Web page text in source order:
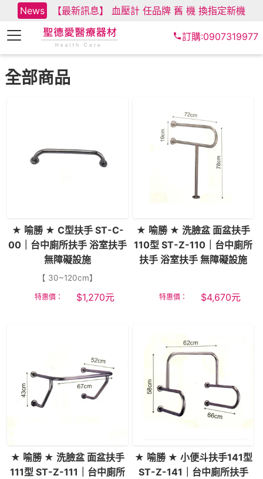
News 【最新訊息】 血壓計 任品牌 舊 機 換指定新機
訂購:0907319977
全部商品
★ 喻勝 ★ C型扶手 ST-C-
00｜台中廁所扶手 浴室扶手
無障礙設施
【 30~120cm】
特惠價： $1,270元
★ 喻勝 ★ 洗臉盆 面盆扶手
110型 ST-Z-110｜台中廁所
扶手 浴室扶手 無障礙設施
特惠價： $4,670元
★ 喻勝 ★ 洗臉盆 面盆扶手
111型 ST-Z-111｜台中廁所
★ 喻勝 ★ 小便斗扶手141型
ST-Z-141｜台中廁所扶手